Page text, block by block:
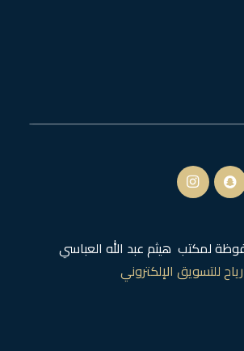
لمكتب هيثم عبد الله العباسي
رياح للتسويق الإلكتروني